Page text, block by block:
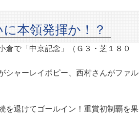
本領発揮か！？
倉で「中京記念」（Ｇ３・芝１８０
シャーレイポピー、西村さんがファル
を退けてゴールイン！重賞初制覇を果